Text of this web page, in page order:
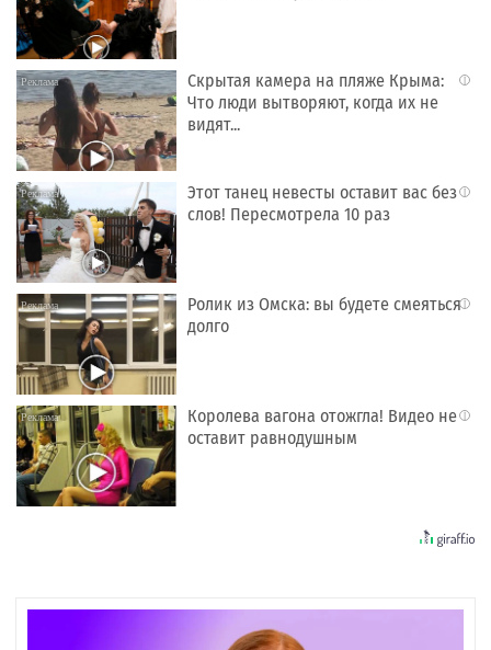
i
Скрытая камера на пляже Крыма:
Что люди вытворяют, когда их не
видят...
i
Этот танец невесты оставит вас без
слов! Пересмотрела 10 раз
i
Ролик из Омска: вы будете смеяться
долго
i
Королева вагона отожгла! Видео не
оставит равнодушным